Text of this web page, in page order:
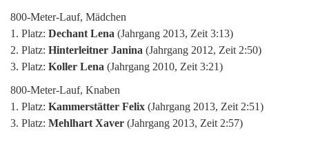
800-Meter-Lauf, Mädchen
1. Platz: Dechant Lena (Jahrgang 2013, Zeit 3:13)
2. Platz: Hinterleitner Janina (Jahrgang 2012, Zeit 2:50)
3. Platz: Koller Lena (Jahrgang 2010, Zeit 3:21)
800-Meter-Lauf, Knaben
1. Platz: Kammerstätter Felix (Jahrgang 2013, Zeit 2:51)
3. Platz: Mehlhart Xaver (Jahrgang 2013, Zeit 2:57)